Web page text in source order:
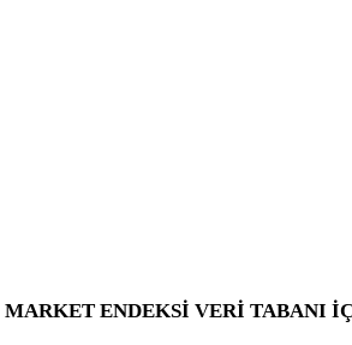
MARKET ENDEKSİ VERİ TABANI